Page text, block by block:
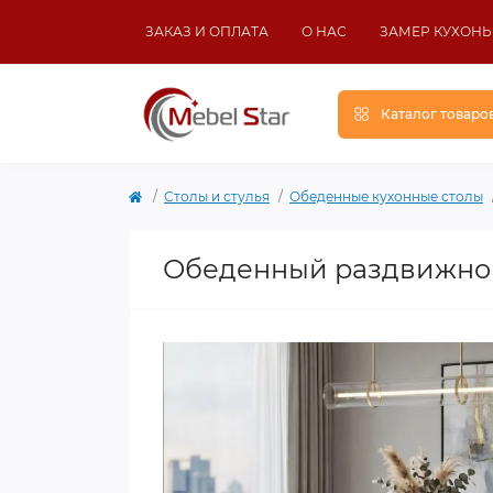
ЗАКАЗ И ОПЛАТА О НАС ЗАМЕР КУХОНЬ
Каталог
Столы и стулья Обеденные кухонные столы
Обеденный